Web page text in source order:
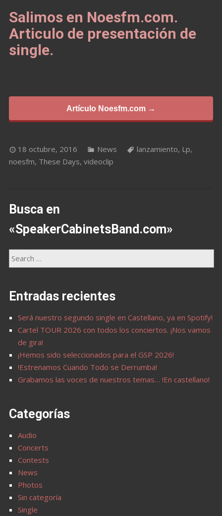
Salimos en Noesfm.com.
Articulo de presentación de
single.
Artículo Noesfm.com →
18 octubre, 2016 News lanzamiento, Lp,
noesfm, These Days, videoclip
Busca en
«SpeakerCabinetsBand.com»
Entradas recientes
Será nuestro segundo single en Castellano, ya en Spotify!
Cartel TOUR 2026 con todos los conciertos. ¡Nos vamos
de gira!
¡Hemos sido seleccionados para el GSP 2026!
!Estrenamos Cuando Todo se Derrumba!
Grabamos las voces de nuestros temas… !En castellano!
Categorías
Audio
Concerts
Contests
News
Photos
Sin categoría
Single